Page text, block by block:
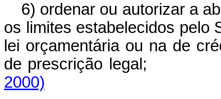
6) ordenar ou autorizar a
os limites estabelecidos pelo
lei orçamentária ou na de
de prescrição
2000)